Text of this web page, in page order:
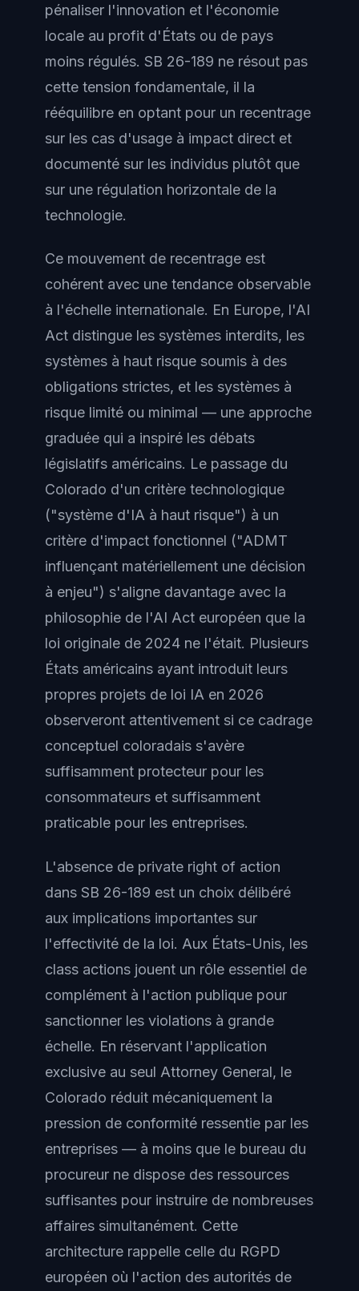
pénaliser l'innovation et l'économie
locale au profit d'États ou de pays
moins régulés. SB 26-189 ne résout pas
cette tension fondamentale, il la
rééquilibre en optant pour un recentrage
sur les cas d'usage à impact direct et
documenté sur les individus plutôt que
sur une régulation horizontale de la
technologie.
Ce mouvement de recentrage est
cohérent avec une tendance observable
à l'échelle internationale. En Europe, l'AI
Act distingue les systèmes interdits, les
systèmes à haut risque soumis à des
obligations strictes, et les systèmes à
risque limité ou minimal — une approche
graduée qui a inspiré les débats
législatifs américains. Le passage du
Colorado d'un critère technologique
("système d'IA à haut risque") à un
critère d'impact fonctionnel ("ADMT
influençant matériellement une décision
à enjeu") s'aligne davantage avec la
philosophie de l'AI Act européen que la
loi originale de 2024 ne l'était. Plusieurs
États américains ayant introduit leurs
propres projets de loi IA en 2026
observeront attentivement si ce cadrage
conceptuel coloradais s'avère
suffisamment protecteur pour les
consommateurs et suffisamment
praticable pour les entreprises.
L'absence de private right of action
dans SB 26-189 est un choix délibéré
aux implications importantes sur
l'effectivité de la loi. Aux États-Unis, les
class actions jouent un rôle essentiel de
complément à l'action publique pour
sanctionner les violations à grande
échelle. En réservant l'application
exclusive au seul Attorney General, le
Colorado réduit mécaniquement la
pression de conformité ressentie par les
entreprises — à moins que le bureau du
procureur ne dispose des ressources
suffisantes pour instruire de nombreuses
affaires simultanément. Cette
architecture rappelle celle du RGPD
européen où l'action des autorités de